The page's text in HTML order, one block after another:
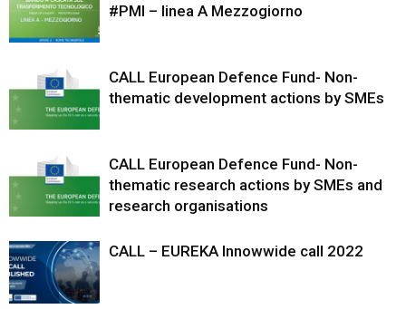
#PMI – linea A Mezzogiorno
CALL European Defence Fund- Non-
thematic development actions by SMEs
CALL European Defence Fund- Non-
thematic research actions by SMEs and
research organisations
CALL – EUREKA Innowwide call 2022